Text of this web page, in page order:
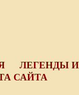
ЛЕГЕНДЫ И
САЙТА